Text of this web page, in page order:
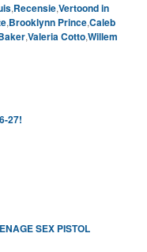
,Recensie,Vertoond in
,Brooklynn Prince,Caleb
,Valeria Cotto,Willem
27!
SEX PISTOL